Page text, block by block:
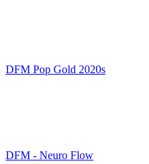
DFM Pop Gold 2020s
DFM - Neuro Flow